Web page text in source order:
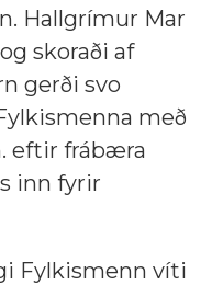
Hallgrímur Mar
skoraði af
gerði svo
með
eftir frábæra
inn fyrir
Fylkismenn víti